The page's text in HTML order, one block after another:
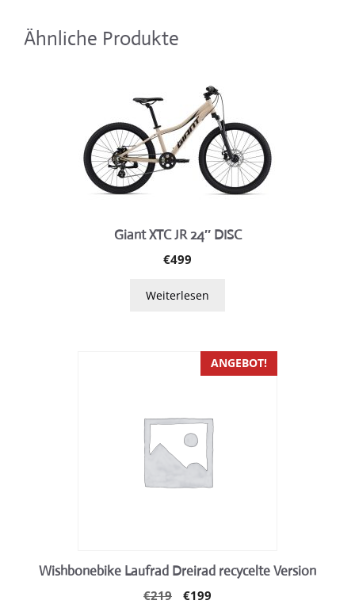
Ähnliche Produkte
Giant XTC JR 24″ DISC
€499
Weiterlesen
ANGEBOT!
Wishbonebike Laufrad Dreirad recycelte Version
€219
Ursprünglicher
€199